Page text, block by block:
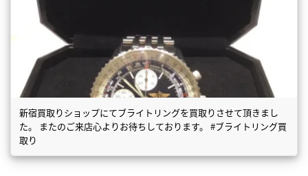
新宿買取りショップにてブライトリングを買取りさせて頂きまし
た。 またのご来店心よりお待ちしております。 #ブライトリング買
取り